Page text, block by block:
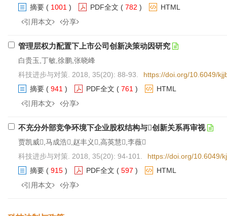
摘要 ( 1001 ) PDF全文 ( 782 )
HTML
引用本文
分享
管理层权力配置下上市公司创新决策动因研究
白贵玉,丁敏,徐鹏,张晓峰
科技进步与对策. 2018, 35(20): 88-93.
https://doi.org/10.6049/
摘要 ( 941 ) PDF全文 ( 761 )
HTML
引用本文
分享
不充分外部竞争环境下企业股权结构与创新关系再审视
贾凯威,马成浩,赵丰义,高英慧,李薇
科技进步与对策. 2018, 35(20): 94-101.
https://doi.org/10.6049/
摘要 ( 915 ) PDF全文 ( 597 )
HTML
引用本文
分享